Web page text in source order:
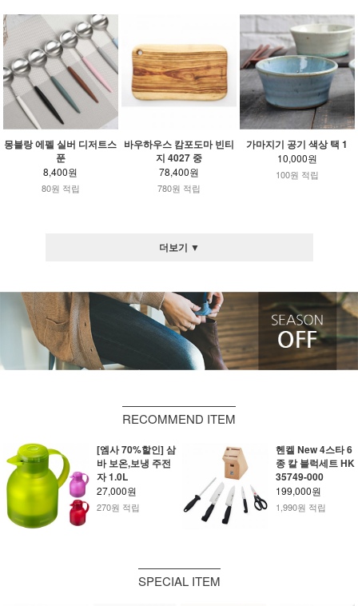
몽블랑 에펠 실버 디저트스
푼
8,400원
80원 적립
바우하우스 캄포도마 빈티
지 4027 중
78,400원
780원 적립
가마지기 공기 색상 택 1
10,000원
100원 적립
더보기 ▼
RECOMMEND ITEM
[엠사 70%할인] 삼
바 보온,보냉 주전
자 1.0L
27,000원
270원 적립
헨켈 New 4스타 6
종 칼 블럭세트 HK
35749-000
199,000원
1,990원 적립
SPECIAL ITEM